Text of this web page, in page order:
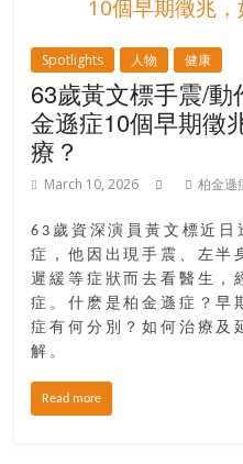
Spotlights 人物 健康
63歲黃文標手震/
金遜症10個早期徵
療？
March 10, 2026 柏金遜
63歲資深演員黃文標近日
症，他因出現手震、左半
遲緩等症狀而去看醫生，
症。什麽是柏金遜症？早
症有何分別？如何治療及
解。
Read more